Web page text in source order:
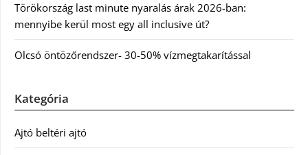
Törökország last minute nyaralás árak 2026-ban:
mennyibe kerül most egy all inclusive út?
Olcsó öntözőrendszer- 30-50% vízmegtakarítással
Kategória
Ajtó beltéri ajtó